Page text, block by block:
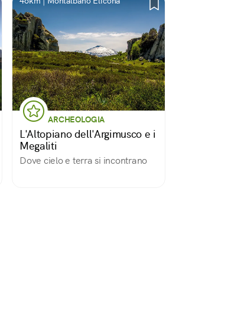
ARCHEOLOGIA
L'Altopiano dell'Argimusco e i
Megaliti
Dove cielo e terra si incontrano